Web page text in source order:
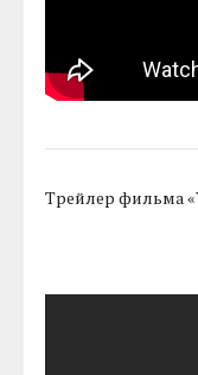
Трейлер фильма